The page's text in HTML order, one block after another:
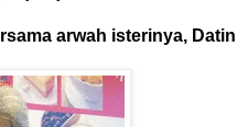
arwah isterinya, Datin